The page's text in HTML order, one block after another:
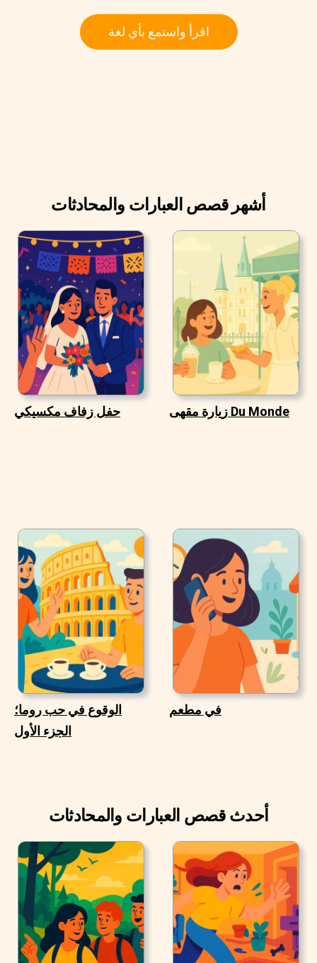
أجابت "ستيفاني أندرسون".
اقرأ واستمع بأي لغة
أشهر قصص العبارات والمحادثات
حفل زفاف مكسيكي زيارة مقهى Du Monde
الوقوع في حب روما؛
الجزء الأول
في مطعم
أحدث قصص العبارات والمحادثات